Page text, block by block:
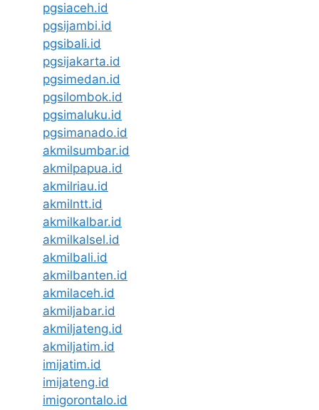
pgsiaceh.id
pgsijambi.id
pgsibali.id
pgsijakarta.id
pgsimedan.id
pgsilombok.id
pgsimaluku.id
pgsimanado.id
akmilsumbar.id
akmilpapua.id
akmilriau.id
akmilntt.id
akmilkalbar.id
akmilkalsel.id
akmilbali.id
akmilbanten.id
akmilaceh.id
akmiljabar.id
akmiljateng.id
akmiljatim.id
imijatim.id
imijateng.id
imigorontalo.id